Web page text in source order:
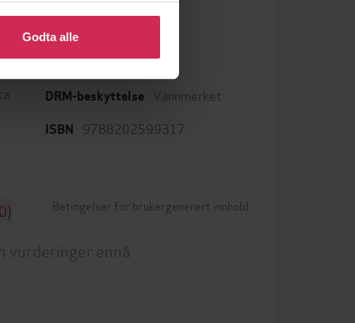
eller endre ditt samtykke.
Godta alle
Format mp3
DRM-beskyttelse Vannmerket
ISBN 9788202599317
Betingelser for brukergenerert innhold
vurderinger ennå